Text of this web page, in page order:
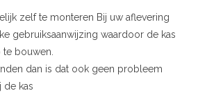
zelf te monteren Bij uw aflevering
gebruiksaanwijzing waardoor de kas
bouwen.
dan is dat ook geen probleem
de kas